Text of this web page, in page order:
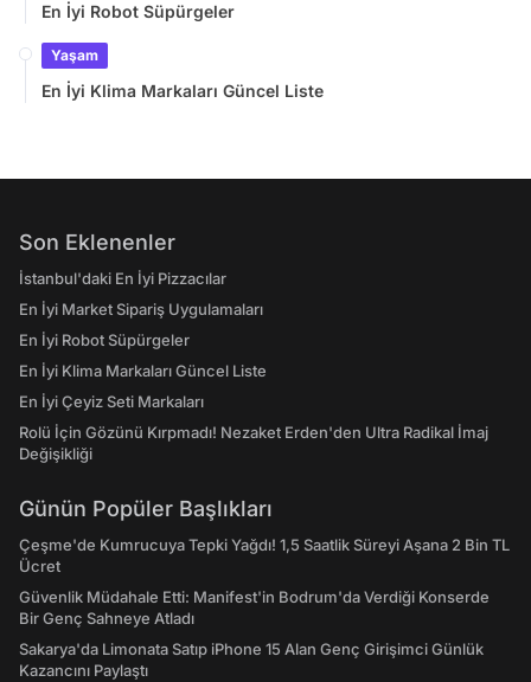
En İyi Robot Süpürgeler
Yaşam
En İyi Klima Markaları Güncel Liste
Son Eklenenler
İstanbul'daki En İyi Pizzacılar
En İyi Market Sipariş Uygulamaları
En İyi Robot Süpürgeler
En İyi Klima Markaları Güncel Liste
En İyi Çeyiz Seti Markaları
Rolü İçin Gözünü Kırpmadı! Nezaket Erden'den Ultra Radikal İmaj
Değişikliği
Günün Popüler Başlıkları
Çeşme'de Kumrucuya Tepki Yağdı! 1,5 Saatlik Süreyi Aşana 2 Bin TL
Ücret
Güvenlik Müdahale Etti: Manifest'in Bodrum'da Verdiği Konserde
Bir Genç Sahneye Atladı
Sakarya'da Limonata Satıp iPhone 15 Alan Genç Girişimci Günlük
Kazancını Paylaştı